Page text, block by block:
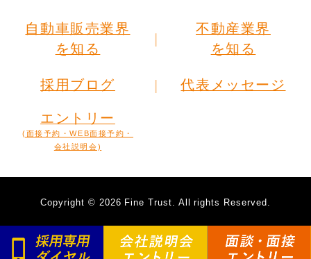
自動車販売業界
を知る
不動産業界
を知る
代表メッセージ
採用ブログ
エントリー
(面接予約・WEB面接予約・
会社説明会)
Copyright © 2026 Fine Trust. All rights Reserved.